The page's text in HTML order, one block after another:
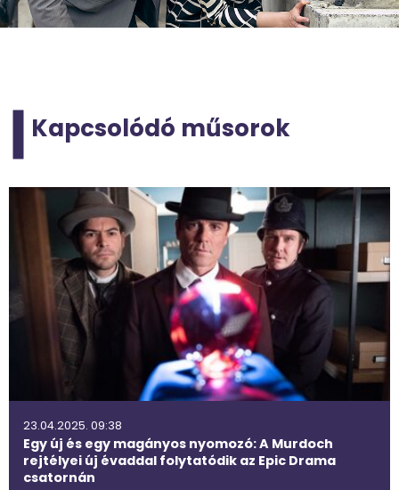
Kapcsolódó műsorok
23.04.2025. 09:38
Egy új és egy magányos nyomozó: A Murdoch
rejtélyei új évaddal folytatódik az Epic Drama
csatornán